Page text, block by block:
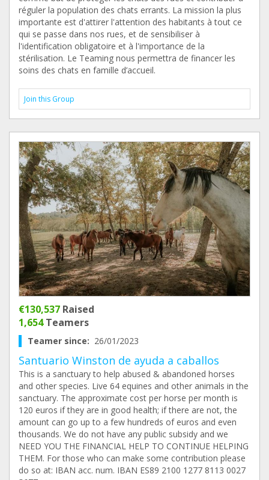
réguler la population des chats errants. La mission la plus
importante est d'attirer l'attention des habitants à tout ce
qui se passe dans nos rues, et de sensibiliser à
l'identification obligatoire et à l'importance de la
stérilisation. Le Teaming nous permettra de financer les
soins des chats en famille d’accueil.
Join this Group
€130,537 Raised
1,654Teamers
Teamer since: 26/01/2023
Santuario Winston de ayuda a caballos
This is a sanctuary to help abused & abandoned horses
and other species. Live 64 equines and other animals in the
sanctuary. The approximate cost per horse per month is
120 euros if they are in good health; if there are not, the
amount can go up to a few hundreds of euros and even
thousands. We do not have any public subsidy and we
NEED YOU THE FINANCIAL HELP TO CONTINUE HELPING
THEM. For those who can make some contribution please
do so at: IBAN acc. num. IBAN ES89 2100 1277 8113 0027